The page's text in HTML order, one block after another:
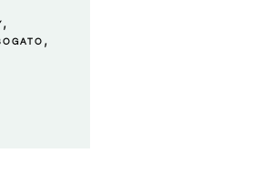
,
,